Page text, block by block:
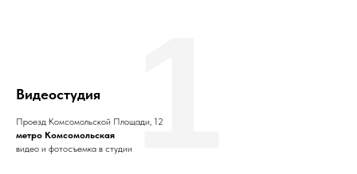
Видеостудия
Проезд Комсомольской Площади, 12
метро Комсомольская
видео и фотосъемка в студии1